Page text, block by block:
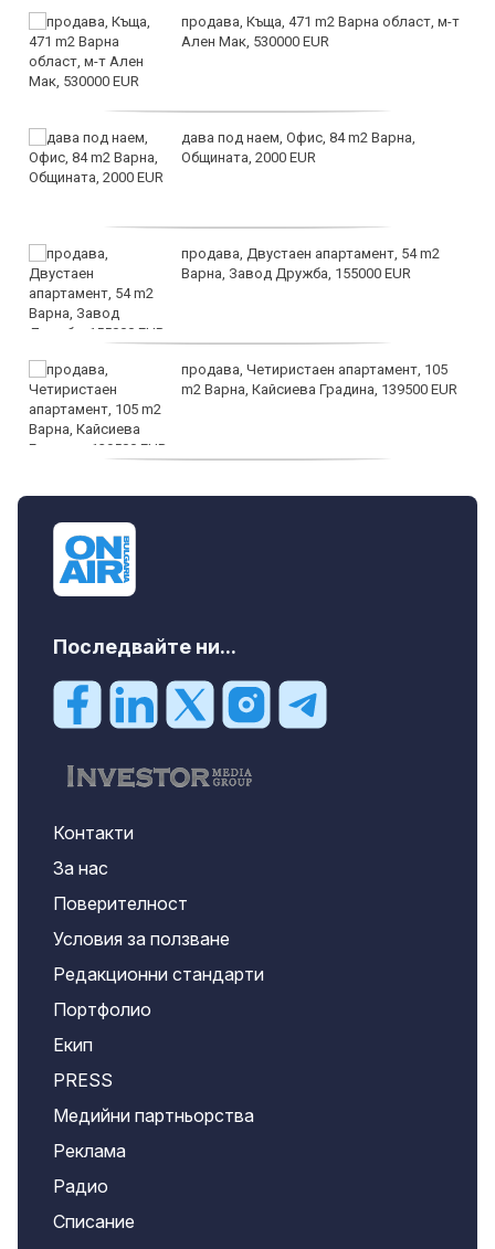
продава, Къща, 471 m2 Варна област, м-т
Ален Мак, 530000 EUR
дава под наем, Офис, 84 m2 Варна,
Общината, 2000 EUR
продава, Двустаен апартамент, 54 m2
Варна, Завод Дружба, 155000 EUR
продава, Четиристаен апартамент, 105
m2 Варна, Кайсиева Градина, 139500 EUR
Последвайте ни...
Контакти
За нас
Поверителност
Условия за ползване
Редакционни стандарти
Портфолио
Екип
PRESS
Медийни партньорства
Реклама
Радио
Списание